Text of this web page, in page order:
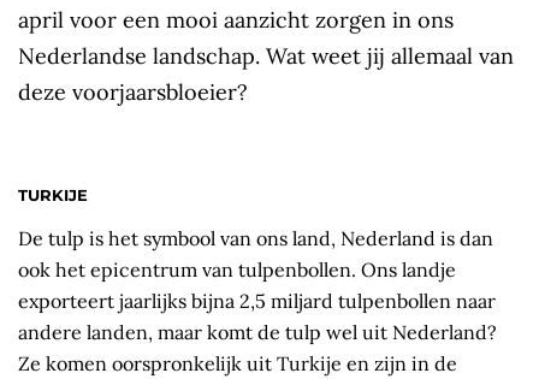
april voor een mooi aanzicht zorgen in ons
Nederlandse landschap. Wat weet jij allemaal van
deze voorjaarsbloeier?
TURKIJE
De tulp is het symbool van ons land, Nederland is dan
ook het epicentrum van tulpenbollen. Ons landje
exporteert jaarlijks bijna 2,5 miljard tulpenbollen naar
andere landen, maar komt de tulp wel uit Nederland?
Ze komen oorspronkelijk uit Turkije en zijn in de